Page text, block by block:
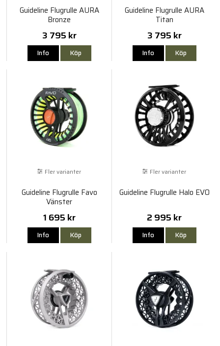
Guideline Flugrulle AURA
Bronze
3 795 kr
Info Köp
Guideline Flugrulle AURA
Titan
3 795 kr
Info Köp
Fler varianter
Guideline Flugrulle Favo
Vänster
1 695 kr
Info Köp
Fler varianter
Guideline Flugrulle Halo EVO
2 995 kr
Info Köp